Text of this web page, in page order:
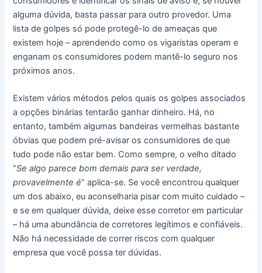
alguma dúvida, basta passar para outro provedor. Uma
lista de golpes só pode protegê-lo de ameaças que
existem hoje – aprendendo como os vigaristas operam e
enganam os consumidores podem mantê-lo seguro nos
próximos anos.
Existem vários métodos pelos quais os golpes associados
a opções binárias tentarão ganhar dinheiro. Há, no
entanto, também algumas bandeiras vermelhas bastante
óbvias que podem pré-avisar os consumidores de que
tudo pode não estar bem. Como sempre, o velho ditado
“Se algo parece bom demais para ser verdade,
provavelmente é” aplica-se. Se você encontrou qualquer
um dos abaixo, eu aconselharia pisar com muito cuidado –
e se em qualquer dúvida, deixe esse corretor em particular
– há uma abundância de corretores legítimos e confiáveis.
Não há necessidade de correr riscos com qualquer
empresa que você possa ter dúvidas.